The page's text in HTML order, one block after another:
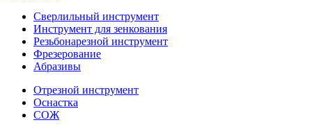
Сверлильный инструмент
Инструмент для зенкования
Резьбонарезной инструмент
Фрезерование
Абразивы
Отрезной инструмент
Оснастка
СОЖ